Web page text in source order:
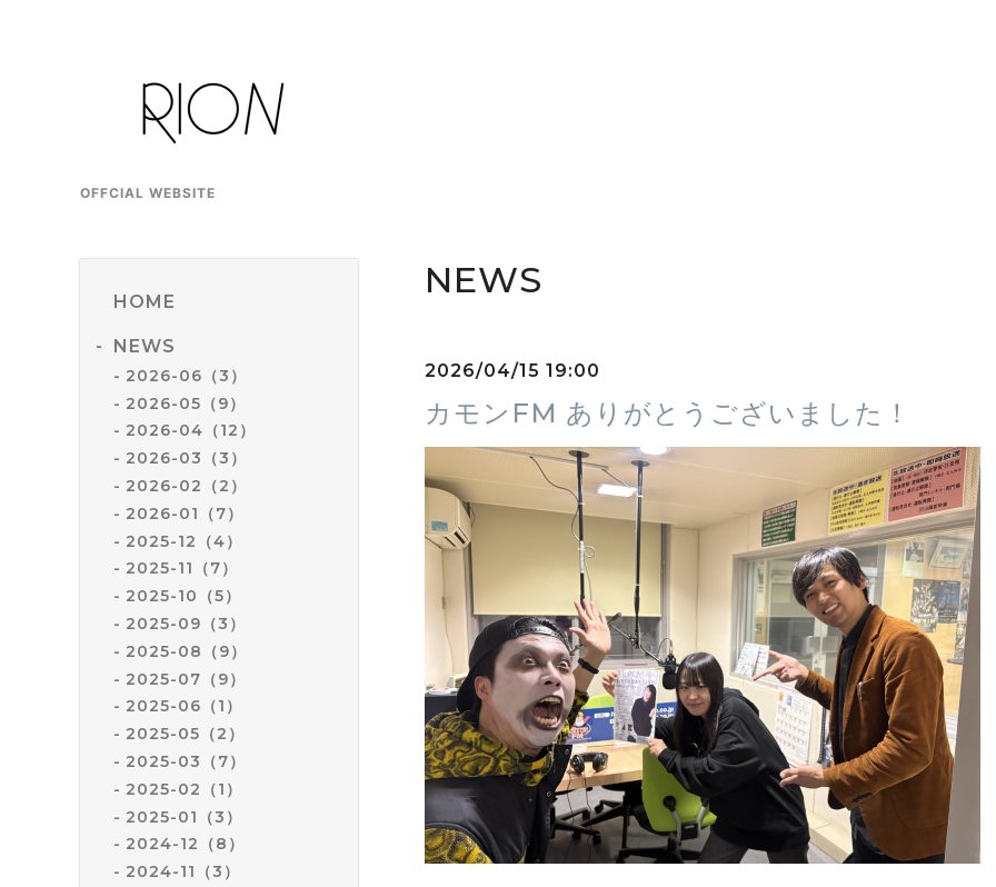
OFFCIAL WEBSITE
HOME
NEWS
2026-06（3）
2026-05（9）
2026-04（12）
2026-03（3）
2026-02（2）
2026-01（7）
2025-12（4）
2025-11（7）
2025-10（5）
2025-09（3）
2025-08（9）
2025-07（9）
2025-06（1）
2025-05（2）
2025-03（7）
2025-02（1）
2025-01（3）
2024-12（8）
2024-11（3）
NEWS
2026/04/15 19:00
カモンFM ありがとうございました！